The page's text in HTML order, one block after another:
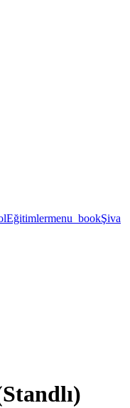
Eğitimlermenu_bookŞiva